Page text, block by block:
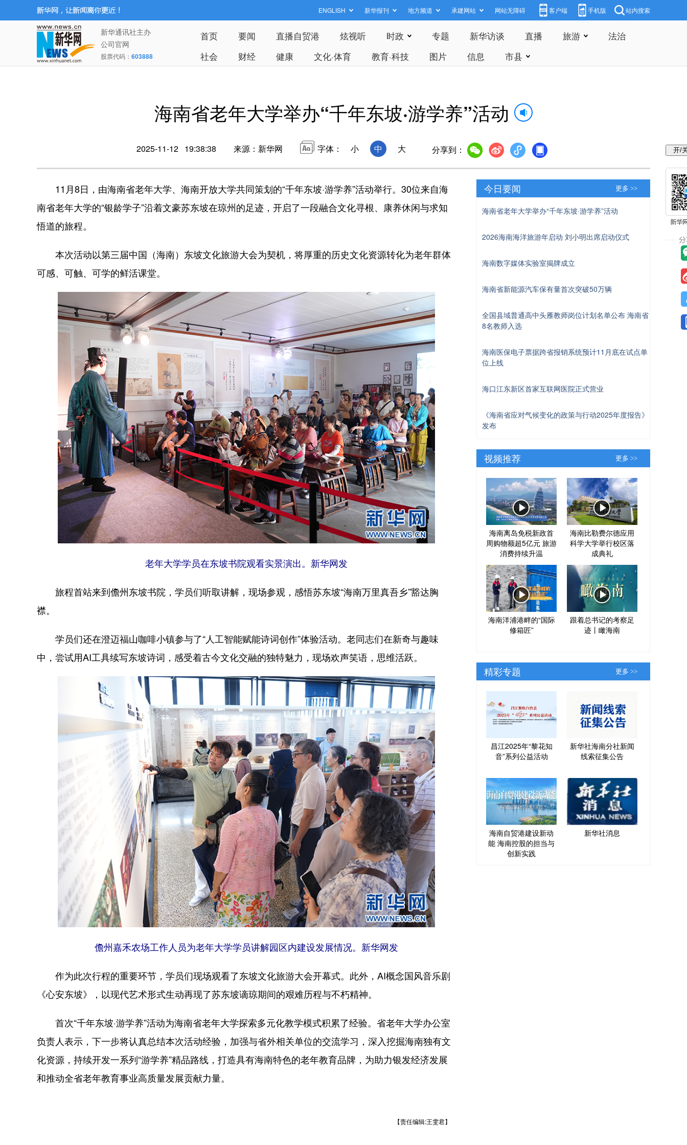
ENGLISH 新华报刊 地方频道 承建网站 网站无障碍 客户端 手机版 站内搜索
新华通讯社主办
公司官网
股票代码： 603888
首页 要闻 直播自贸港 炫视听 时政 专题 新华访谈 直播 旅游
法治
社会
财经 健康 文化·体育 教育·科技 图片 信息 市县
海南省老年大学举办“千年东坡·游学养”活动
2025-11-12 19:38:38 来源：新华网 字体： 小 中 大 分享到：
11月8日，由海南省老年大学、海南开放大学共同策划的“千年东坡·游学养”活动举行。30位来自海
南省老年大学的“银龄学子”沿着文豪苏东坡在琼州的足迹，开启了一段融合文化寻根、康养休闲与求知
悟道的旅程。
本次活动以第三届中国（海南）东坡文化旅游大会为契机，将厚重的历史文化资源转化为老年群体
可感、可触、可学的鲜活课堂。
老年大学学员在东坡书院观看实景演出。新华网发
旅程首站来到儋州东坡书院，学员们听取讲解，现场参观，感悟苏东坡“海南万里真吾乡”豁达胸
襟。
学员们还在澄迈福山咖啡小镇参与了“人工智能赋能诗词创作”体验活动。老同志们在新奇与趣味
中，尝试用AI工具续写东坡诗词，感受着古今文化交融的独特魅力，现场欢声笑语，思维活跃。
儋州嘉禾农场工作人员为老年大学学员讲解园区内建设发展情况。新华网发
作为此次行程的重要环节，学员们现场观看了东坡文化旅游大会开幕式。此外，AI概念国风音乐剧
《心安东坡》，以现代艺术形式生动再现了苏东坡谪琼期间的艰难历程与不朽精神。
首次“千年东坡·游学养”活动为海南省老年大学探索多元化教学模式积累了经验。省老年大学办公室
负责人表示，下一步将认真总结本次活动经验，加强与省外相关单位的交流学习，深入挖掘海南独有文
化资源，持续开发一系列“游学养”精品路线，打造具有海南特色的老年教育品牌，为助力银发经济发展
和推动全省老年教育事业高质量发展贡献力量。
【责任编辑:王雯君】
今日要闻 更多 >>
海南省老年大学举办“千年东坡·游学养”活动
2026海南海洋旅游年启动 刘小明出席启动仪式
海南数字媒体实验室揭牌成立
海南省新能源汽车保有量首次突破50万辆
全国县域普通高中头雁教师岗位计划名单公布 海南省
8名教师入选
海南医保电子票据跨省报销系统预计11月底在试点单
位上线
海口江东新区首家互联网医院正式营业
《海南省应对气候变化的政策与行动2025年度报告》
发布
视频推荐 更多 >>
海南离岛免税新政首
周购物额超5亿元 旅游
消费持续升温
海南比勒费尔德应用
科学大学举行校区落
成典礼
海南洋浦港畔的“国际
修箱匠”
跟着总书记的考察足
迹丨瞰海南
精彩专题 更多 >>
昌江2025年“黎花知
音”系列公益活动
新华社海南分社新闻
线索征集公告
海南自贸港建设新动
能 海南控股的担当与
创新实践
新华社消息